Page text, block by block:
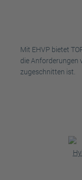
Mit EHVP bietet
die Anforderungen
zugeschnitten ist.